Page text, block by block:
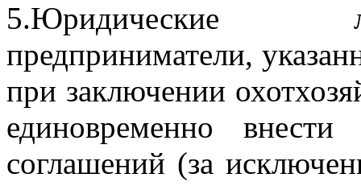
5.Юридические
предприниматели,
при заключении
единовременно
соглашений (за